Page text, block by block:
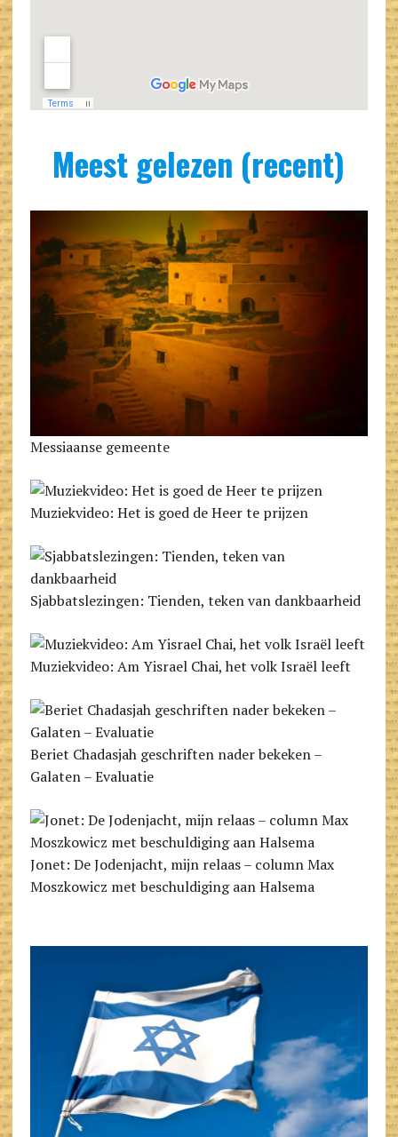
Meest gelezen (recent)
Messiaanse gemeente
Muziekvideo: Het is goed de Heer te prijzen
Sjabbats­lezingen: Tienden, teken van dankbaarheid
Muziekvideo: Am Yisrael Chai, het volk Israël leeft
Beriet Chadasjah geschriften nader bekeken –
Galaten – Evaluatie
Jonet: De Jodenjacht, mijn relaas – column Max
Moszkowicz met beschuldiging aan Halsema